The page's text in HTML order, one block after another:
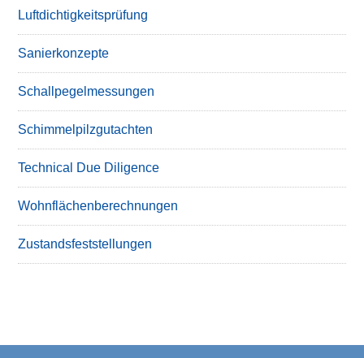
Luftdichtigkeitsprüfung
Sanierkonzepte
Schallpegelmessungen
Schimmelpilzgutachten
Technical Due Diligence
Wohnflächenberechnungen
Zustandsfeststellungen